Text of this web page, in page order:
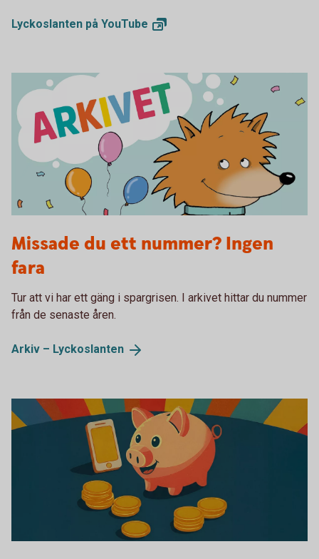
Lyckoslanten på YouTube
Missade du ett nummer? Ingen
fara
Tur att vi har ett gäng i spargrisen. I arkivet hittar du nummer
från de senaste åren.
Arkiv – Lyckoslanten